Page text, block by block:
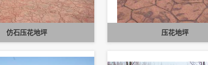
仿石压花地坪 压花地坪